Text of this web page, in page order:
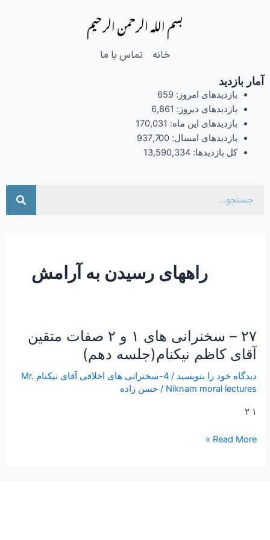
بسم الله الرحمن الرحیم
خانه تماس با ما
آمار بازدید
بازدیدهای امروز: 659
بازدیدهای دیروز: 6,861
بازدیدهای این ماه: 170,031
بازدیدهای امسال: 937,700
کل بازدیدها: 13,590,334
راههای رسیدن به آرامش
۲۷ – سخنرانی های ۱ و ۲ صفات متقین
آقای کاظم نیکنام(جلسه دهم)
دیدگاه‌ خود را بنویسید /
4-سخنرانی های اخلاقی آقای نیکنام Mr.
Niknam moral lectures
/حسن زاده
۱ ۲
۲۷
–
سخنرانی
های
۱
صفات
کاظم
Read More »